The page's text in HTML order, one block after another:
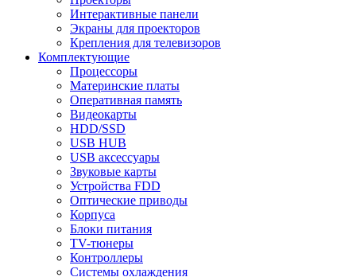
Интерактивные панели
Экраны для проекторов
Крепления для телевизоров
Комплектующие
Процессоры
Материнские платы
Оперативная память
Видеокарты
HDD/SSD
USB HUB
USB аксессуары
Звуковые карты
Устройства FDD
Оптические приводы
Корпуса
Блоки питания
TV-тюнеры
Контроллеры
Системы охлаждения